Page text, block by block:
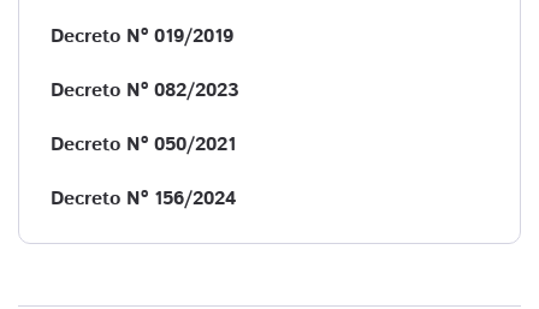
Decreto Nº 019/2019
Decreto Nº 082/2023
Decreto Nº 050/2021
Decreto Nº 156/2024